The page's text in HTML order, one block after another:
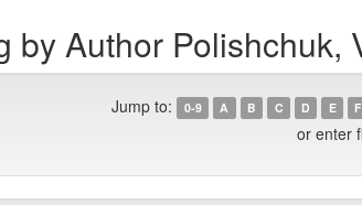
by Author Polishchuk,
Jump to: 0-9 A B C D E F
or enter